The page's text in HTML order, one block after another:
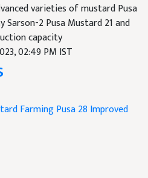
varieties of mustard Pusa
Sarson-2 Pusa Mustard 21 and
capacity
02:49 PM IST
FarmingPusa 28 Improved